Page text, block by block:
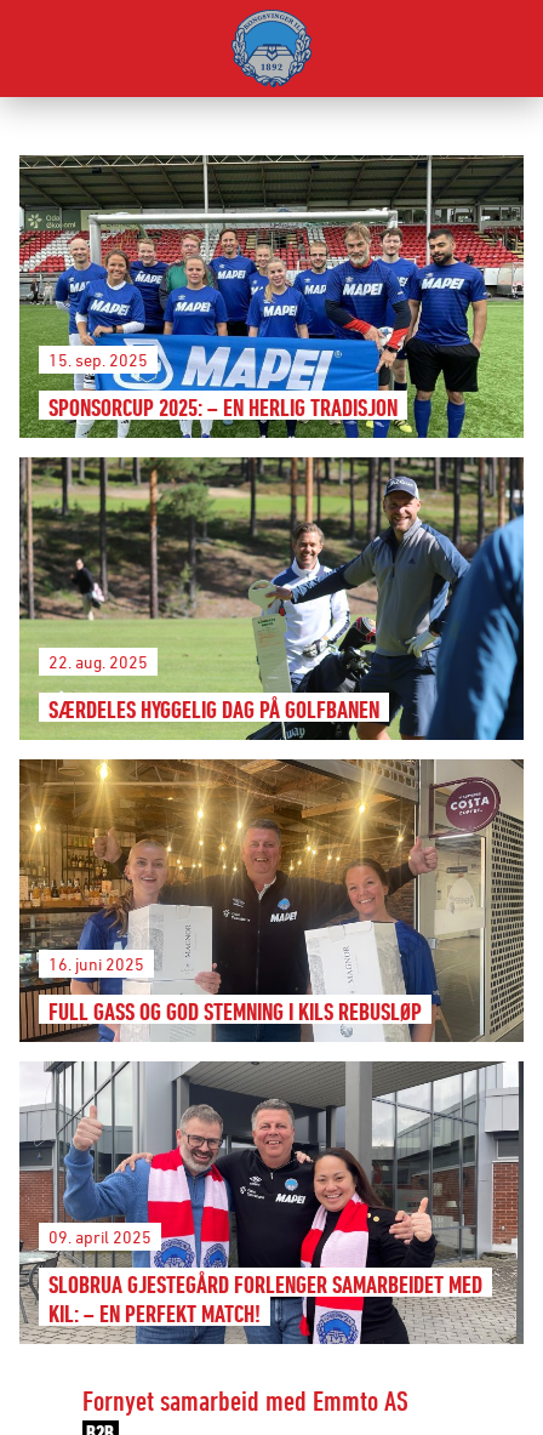
15. sep. 2025
SPONSORCUP 2025: – EN HERLIG TRADISJON
22. aug. 2025
SÆRDELES HYGGELIG DAG PÅ GOLFBANEN
16. juni 2025
FULL GASS OG GOD STEMNING I KILS REBUSLØP
09. april 2025
SLOBRUA GJESTEGÅRD FORLENGER SAMARBEIDET MED
KIL: – EN PERFEKT MATCH!
Fornyet samarbeid med Emmto AS